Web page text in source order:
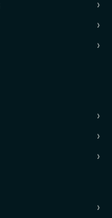
›
›
›
›
›
›
›